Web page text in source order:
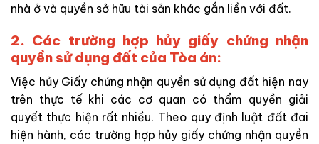
nhà ở và quyền sở hữu tài sản khác gắn liền với đất.
2. Các trường hợp hủy giấy chứng nhận
quyền sử dụng đất của Tòa án:
Việc hủy Giấy chứng nhận quyền sử dụng đất hiện nay
trên thực tế khi các cơ quan có thẩm quyền giải
quyết thực hiện rất nhiều. Theo quy định luật đất đai
hiện hành, các trường hợp hủy giấy chứng nhận quyền